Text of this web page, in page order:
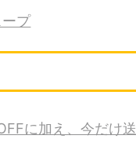
プ
に加え、今だけ送